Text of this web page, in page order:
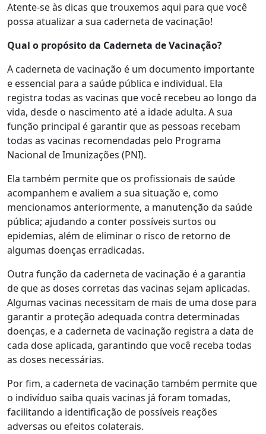
Atente-se às dicas que trouxemos aqui para que você
possa atualizar a sua caderneta de vacinação!
Qual o propósito da Caderneta de Vacinação?
A caderneta de vacinação é um documento importante
e essencial para a saúde pública e individual. Ela
registra todas as vacinas que você recebeu ao longo da
vida, desde o nascimento até a idade adulta. A sua
função principal é garantir que as pessoas recebam
todas as vacinas recomendadas pelo Programa
Nacional de Imunizações (PNI).
Ela também permite que os profissionais de saúde
acompanhem e avaliem a sua situação e, como
mencionamos anteriormente, a manutenção da saúde
pública; ajudando a conter possíveis surtos ou
epidemias, além de eliminar o risco de retorno de
algumas doenças erradicadas.
Outra função da caderneta de vacinação é a garantia
de que as doses corretas das vacinas sejam aplicadas.
Algumas vacinas necessitam de mais de uma dose para
garantir a proteção adequada contra determinadas
doenças, e a caderneta de vacinação registra a data de
cada dose aplicada, garantindo que você receba todas
as doses necessárias.
Por fim, a caderneta de vacinação também permite que
o indivíduo saiba quais vacinas já foram tomadas,
facilitando a identificação de possíveis reações
adversas ou efeitos colaterais.